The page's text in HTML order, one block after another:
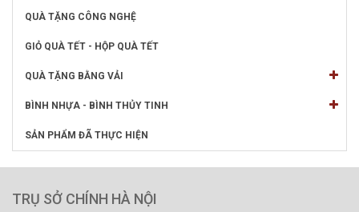
QUÀ TẶNG CÔNG NGHỆ
GIỎ QUÀ TẾT - HỘP QUÀ TẾT
QUÀ TẶNG BẰNG VẢI
BÌNH NHỰA - BÌNH THỦY TINH
SẢN PHẨM ĐÃ THỰC HIỆN
TRỤ SỞ CHÍNH HÀ NỘI